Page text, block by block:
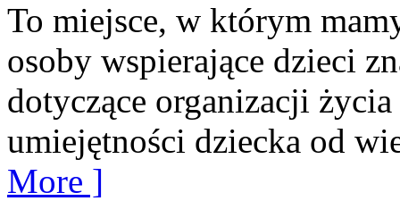
To miejsce, w którym
osoby wspierające dzieci
dotyczące organizacji
umiejętności dziecka od
More ]